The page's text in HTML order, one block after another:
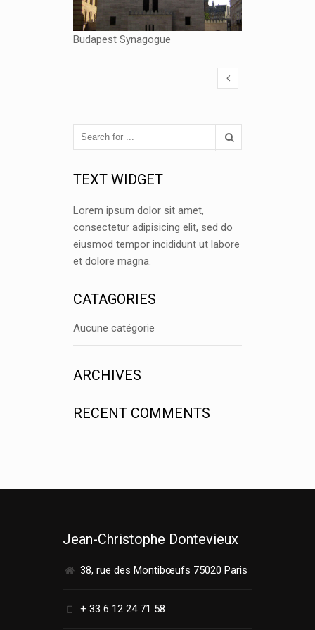
Budapest Synagogue
TEXT WIDGET
Lorem ipsum dolor sit amet,
consectetur adipisicing elit, sed do
eiusmod tempor incididunt ut labore
et dolore magna.
CATAGORIES
Aucune catégorie
ARCHIVES
RECENT COMMENTS
Jean-Christophe Dontevieux
38, rue des Montibœufs 75020 Paris
+ 33 6 12 24 71 58